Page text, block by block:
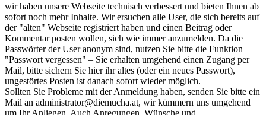
wir haben unsere Webseite technisch verbessert und bieten Ihnen ab
sofort noch mehr Inhalte. Wir ersuchen alle User, die sich bereits auf
der "alten" Webseite registriert haben und einen Beitrag oder
Kommentar posten wollen, sich wie immer anzumelden. Da die
Passwörter der User anonym sind, nutzen Sie bitte die Funktion
"Passwort vergessen" – Sie erhalten umgehend einen Zugang per
Mail, bitte sichern Sie hier ihr altes (oder ein neues Passwort),
ungestörtes Posten ist danach sofort wieder möglich.
Sollten Sie Probleme mit der Anmeldung haben, senden Sie bitte ein
Mail an administrator@diemucha.at, wir kümmern uns umgehend
um Ihr Anliegen. Auch Anregungen, Wünsche und